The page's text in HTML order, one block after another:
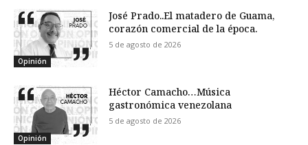
Opinión
José Prado..El matadero de Guama,
corazón comercial de la época.
5 de agosto de 2026
Opinión
Héctor Camacho…Música
gastronómica venezolana
5 de agosto de 2026